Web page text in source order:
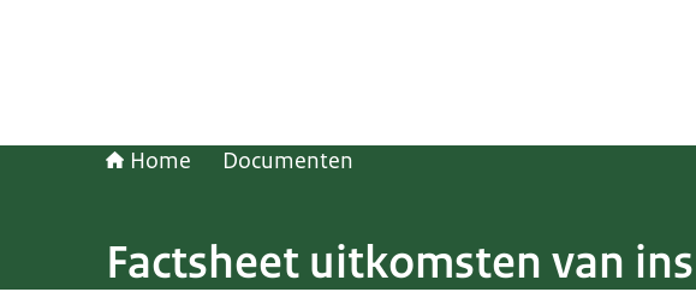
Home Documenten
Factsheet uitkomsten van